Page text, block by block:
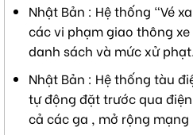
Nhật Bản : Hệ thống "Vé
các vi phạm giao thông
danh sách và mức xử phạt.
Nhật Bản : Hệ thống tàu
tự động đặt trước qua
cả các ga , mở rộng